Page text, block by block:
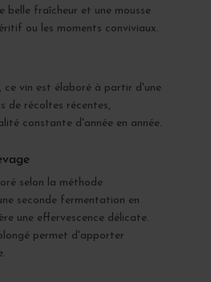
belle fraîcheur et une mousse
ou les moments conviviaux.
ce vin est élaboré à partir d'une
de récoltes récentes,
constante d'année en année.
selon la méthode
seconde fermentation en
une effervescence délicate.
permet d'apporter